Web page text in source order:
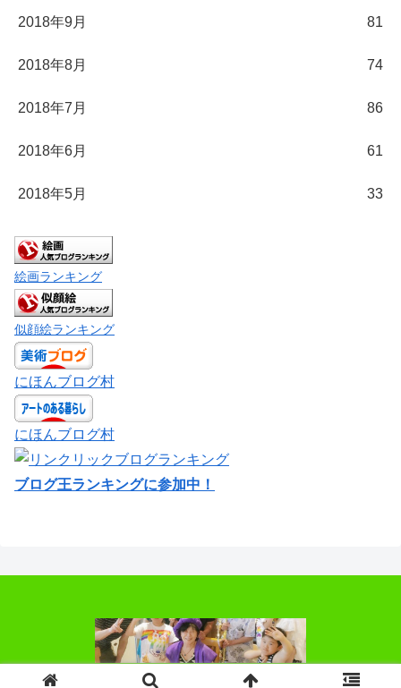
2018年9月 81
2018年8月 74
2018年7月 86
2018年6月 61
2018年5月 33
絵画ランキング
似顔絵ランキング
にほんブログ村
にほんブログ村
ブログ王ランキングに参加中！
© 2018 お絵かきばあちゃん.